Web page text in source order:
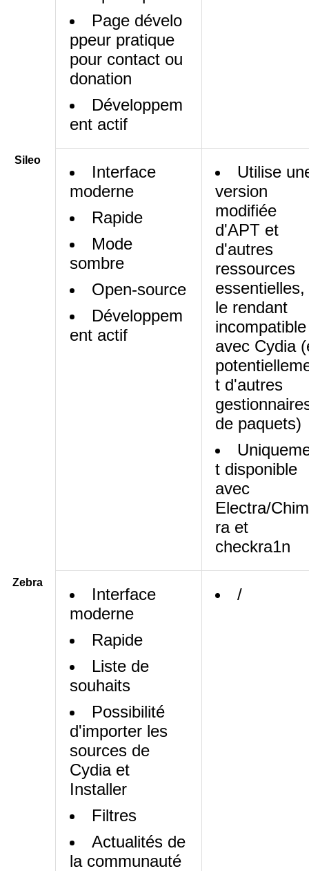
Page dévelo
ppeur pratique
pour contact ou
donation
Développem
ent actif
Sileo
Interface
moderne
Rapide
Mode
sombre
Open-source
Développem
ent actif
Utilise
version
modifiée
d'APT et
d'autres
ressources
essentielles,
le rendant
incompatible
avec Cydia
t d'autres
de paquets)
t disponible
avec
Electra/
ra et
checkra1n
Zebra
Interface
moderne
Rapide
Liste de
souhaits
Possibilité
d'importer les
sources de
Cydia et
Installer
Filtres
Actualités de
la communauté
/